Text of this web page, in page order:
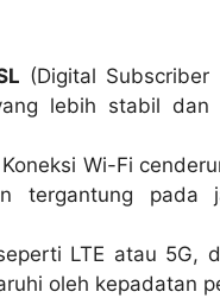
(Digital Subscriber
lebih stabil
Wi-Fi
tergantung
LTE atau 5G,
oleh kepadatan